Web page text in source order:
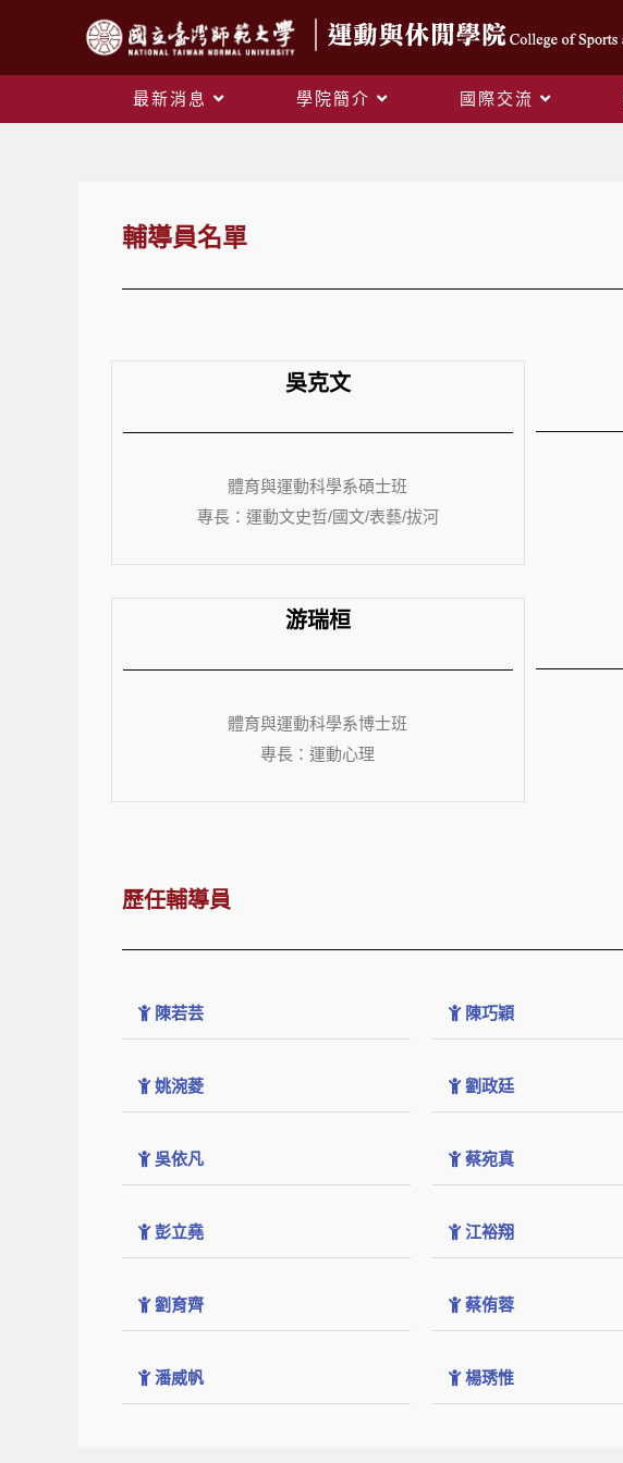
最新消息 學院簡介 國際交流
輔導員名單
吳克文
體育與運動科學系碩士班
專長：運動文史哲/國文/表藝/拔河
游瑞桓
體育與運動科學系博士班
專長：運動心理
歷任輔導員
陳若芸
姚涴菱
吳依凡
彭立堯
劉育齊
潘威帆
陳巧穎
劉政廷
蔡宛真
江裕翔
蔡侑蓉
楊琇惟